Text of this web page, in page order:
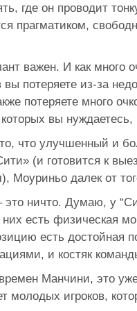
где он проводит
прагматиком,
важен. И как много
вы потеряете из-за
потеряете много
вы
что улучшенный и
(и готовится к
Моуриньо далек от
это ничто. Думаю, у
них есть физическая
есть достойная
и костяк
Манчини, это
молодых игроков,